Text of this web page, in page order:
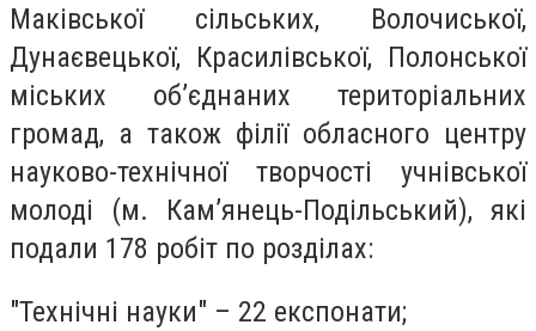
Маківської сільських, Волочиської,
Дунаєвецької, Красилівської, Полонської
міських об’єднаних територіальних
громад, а також філії обласного центру
науково-технічної творчості учнівської
молоді (м. Кам’янець-Подільський), які
подали 178 робіт по розділах:
"Технічні науки" – 22 експонати;